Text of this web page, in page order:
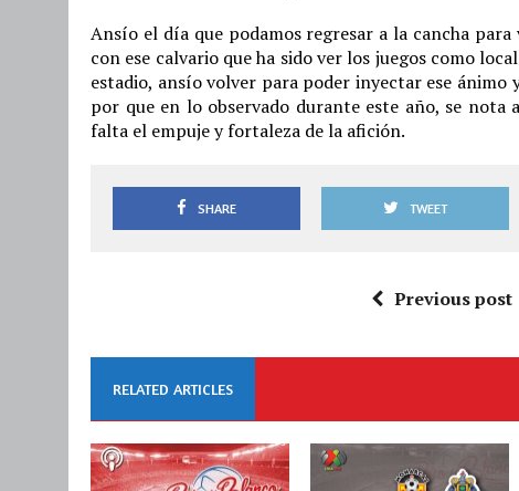
Ansío el día que podamos regresar a la cancha
con ese calvario que ha sido ver los juegos como
estadio, ansío volver para poder inyectar ese
por que en lo observado durante este año, se nota
falta el empuje y fortaleza de la afición.
SHARE TWEET
Previous post
RELATED ARTICLES